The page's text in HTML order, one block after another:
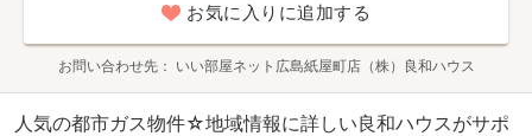
お気に入りに追加する
お問い合わせ先 いい部屋ネット広島紙屋町店（株）良和ハウス
人気の都市ガス物件☆地域情報に詳しい良和ハウスがサポ